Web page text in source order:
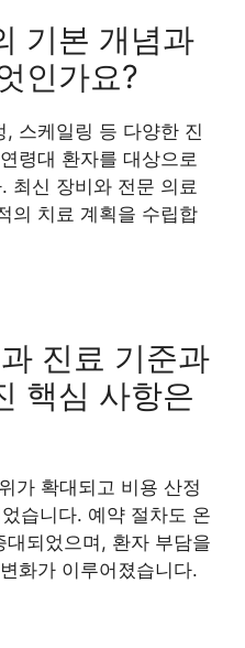
기본 개념과
인가요?
스케일링 등 다양한 진
령대 환자를 대상으로
최신 장비와 전문 의료
의 치료 계획을 수립합
진료 기준과
핵심 사항은
가 확대되고 비용 산정
습니다. 예약 절차도 온
되었으며, 환자 부담을
화가 이루어졌습니다.